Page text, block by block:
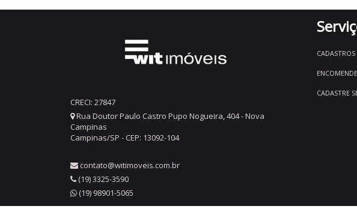
CRECI: 27847
Rua Doutor Paulo Castro Pupo Nogueira, 404 - Nova
Campinas
Campinas/SP - CEP: 13092-104
contato@witimoveis.com.br
(19) 3325-3590
(19) 98901-5065
CADASTRE